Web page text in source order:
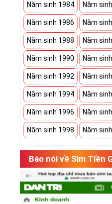
Năm sinh 1984 Năm
Năm sinh 1986 Năm
Năm sinh 1988 Năm
Năm sinh 1990 Năm
Năm sinh 1992 Năm
Năm sinh 1994 Năm
Năm sinh 1996 Năm
Năm sinh 1998 Năm
Báo nói về Sim Tiền